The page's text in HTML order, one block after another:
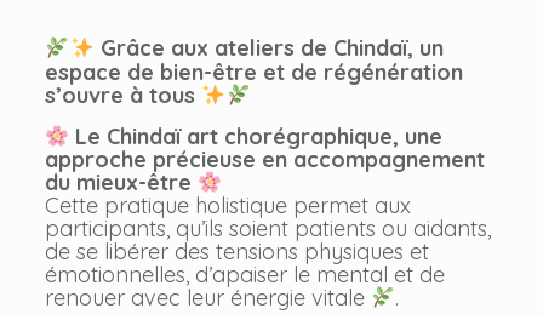
Grâce aux ateliers de Chindaï, un
espace de bien-être et de régénération
s’ouvre à tous
Le Chindaï art chorégraphique, une
approche précieuse en accompagnement
du mieux-être
Cette pratique holistique permet aux
participants, qu’ils soient patients ou aidants,
de se libérer des tensions physiques et
émotionnelles, d’apaiser le mental et de
renouer avec leur énergie vitale
.